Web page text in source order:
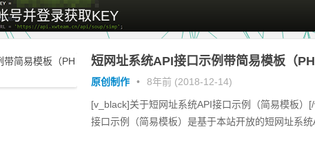
号并登录获取KEY
短网址系统API接口示例带简易模板（
原创制作 • 8年前 (2018-12-14)
[v_black]关于短网址系统API接口示例（简易模板）
接口示例（简易模板）是基于本站开放的短网址系统